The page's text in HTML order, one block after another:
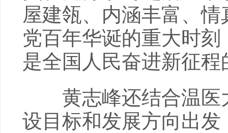
屋建瓴、内涵丰富、
党百年华诞的重大时
是全国人民奋进新征
黄志峰还结合温医
设目标和发展方向出